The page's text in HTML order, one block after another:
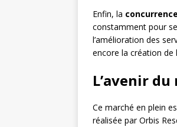
Enfin, la concurrence
constamment pour
l’amélioration des
encore la création de
L’avenir du
Ce marché en plein
réalisée par Orbis